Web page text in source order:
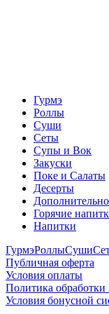
Гурмэ
Роллы
Суши
Сеты
Супы и Вок
Закуски
Поке и Салаты
Десерты
Дополнительно
Горячие
Напитки
ГурмэРоллыСуши
Публичная оферта
Условия оплаты
Политика
Условия бонусной